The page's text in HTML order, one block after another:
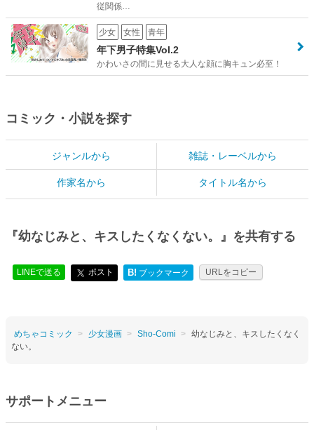
従関係…
少女 女性 青年
年下男子特集Vol.2
かわいさの間に見せる大人な顔に胸キュン必至！
コミック・小説を探す
ジャンルから 雑誌・レーベルから
作家名から タイトル名から
『幼なじみと、キスしたくなくない。』を共有する
LINEで送る ポスト B! ブックマーク URLをコピー
めちゃコミック 少女漫画 Sho-Comi
幼なじみと、キスしたくなく
ない。
サポートメニュー